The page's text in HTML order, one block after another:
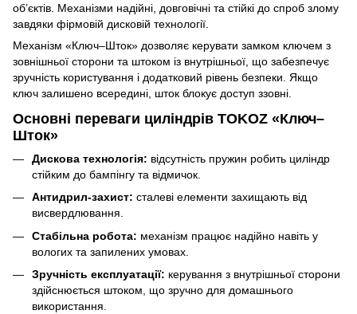
об’єктів. Механізми надійні, довговічні та стійкі до спроб злому
завдяки фірмовій дисковій технології.
Механізм «Ключ–Шток» дозволяє керувати замком ключем з
зовнішньої сторони та штоком із внутрішньої, що забезпечує
зручність користування і додатковий рівень безпеки. Якщо
ключ залишено всередині, шток блокує доступ ззовні.
Основні переваги циліндрів TOKOZ «Ключ–
Шток»
Дискова технологія: відсутність пружин робить циліндр
стійким до бампінгу та відмичок.
Антидрил-захист: сталеві елементи захищають від
висвердлювання.
Стабільна робота: механізм працює надійно навіть у
вологих та запилених умовах.
Зручність експлуатації: керування з внутрішньої сторони
здійснюється штоком, що зручно для домашнього
використання.